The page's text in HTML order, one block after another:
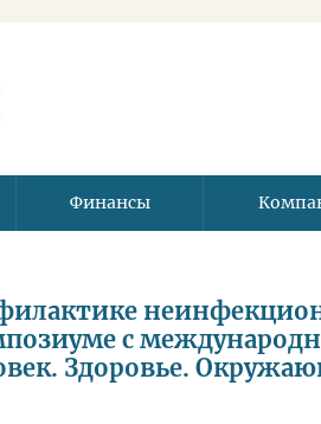
Финансы
с
Здоровье.